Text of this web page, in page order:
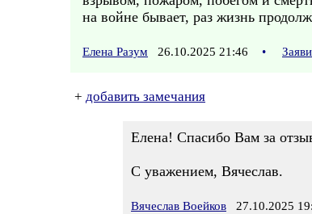
на войне бывает, раз жизнь
Елена Разум 26.10.2025 21:46 •
+ добавить замечания
Елена! Спасибо Вам за
С уважением, Вячеслав.
Вячеслав Воейков 27.10.2025